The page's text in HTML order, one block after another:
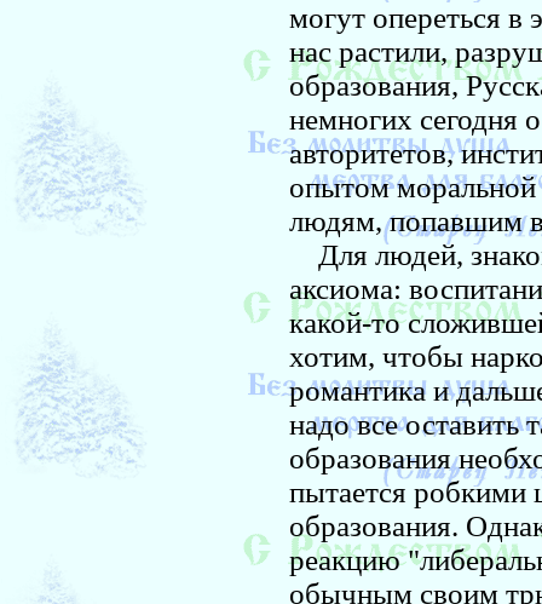
могут опереться в
нас растили,
образования,
немногих сегодня
авторитетов,
опытом моральной
людям, попавшим
Для людей,
аксиома:
какой-то
хотим, чтобы
романтика и
надо все оставить
образования
пытается робкими
образования.
реакцию
обычным своим